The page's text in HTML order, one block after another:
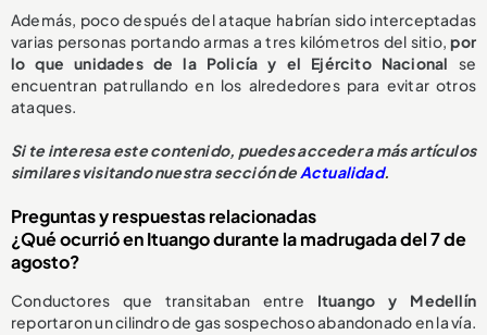
Además, poco después del ataque habrían sido interceptadas
varias personas portando armas a tres kilómetros del sitio, por
lo que unidades de la Policía y el Ejército Nacional se
encuentran patrullando en los alrededores para evitar otros
ataques.
Si te interesa este contenido, puedes acceder a más artículos
similares visitando nuestra sección deActualidad.
Preguntas y respuestas relacionadas
¿Qué ocurrió en Ituango durante la madrugada del 7 de
agosto?
Conductores que transitaban entre Ituango y Medellín
reportaron un cilindro de gas sospechoso abandonado en la vía.